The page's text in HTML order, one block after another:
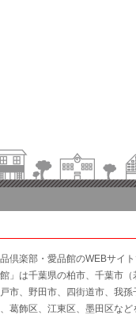
倶楽部・愛品館のWEBサイト
」は千葉県の柏市、千葉市
市、野田市、四街道市、我
葛飾区、江東区、墨田区な